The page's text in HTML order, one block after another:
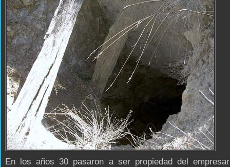
En los años 30 pasaron a ser propiedad del